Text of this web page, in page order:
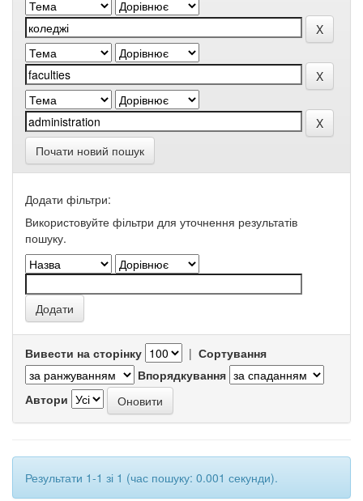
Почати новий пошук
Додати фільтри:
Використовуйте фільтри для уточнення результатів
пошуку.
Вивести на сторінку | Сортування
Впорядкування
Автори
Результати 1-1 зі 1 (час пошуку: 0.001 секунди).